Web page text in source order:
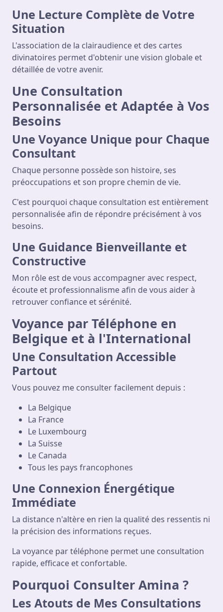
Une Lecture Complète de Votre
Situation
L'association de la clairaudience et des cartes
divinatoires permet d'obtenir une vision globale et
détaillée de votre avenir.
Une Consultation
Personnalisée et Adaptée à Vos
Besoins
Une Voyance Unique pour Chaque
Consultant
Chaque personne possède son histoire, ses
préoccupations et son propre chemin de vie.
C'est pourquoi chaque consultation est entièrement
personnalisée afin de répondre précisément à vos
besoins.
Une Guidance Bienveillante et
Constructive
Mon rôle est de vous accompagner avec respect,
écoute et professionnalisme afin de vous aider à
retrouver confiance et sérénité.
Voyance par Téléphone en
Belgique et à l'International
Une Consultation Accessible
Partout
Vous pouvez me consulter facilement depuis :
La Belgique
La France
Le Luxembourg
La Suisse
Le Canada
Tous les pays francophones
Une Connexion Énergétique
Immédiate
La distance n'altère en rien la qualité des ressentis ni
la précision des informations reçues.
La voyance par téléphone permet une consultation
rapide, efficace et confortable.
Pourquoi Consulter Amina ?
Les Atouts de Mes Consultations